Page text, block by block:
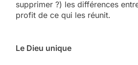
supprimer ?) les différences
profit de ce qui les réunit.
Le Dieu unique